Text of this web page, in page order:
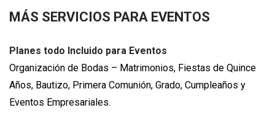
MÁS SERVICIOS PARA EVENTOS
Planes todo Incluido para Eventos
Organización de Bodas – Matrimonios, Fiestas de Quince
Años, Bautizo, Primera Comunión, Grado, Cumpleaños y
Eventos Empresariales.